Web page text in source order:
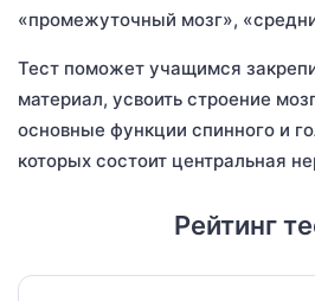
«промежуточный мозг»,
Тест поможет учащимся
материал, усвоить строение
основные функции спинного и
которых состоит центральная
Рейтинг